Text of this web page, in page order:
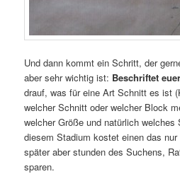
Und dann kommt ein Schritt, der
aber sehr wichtig ist: Beschriftet
drauf, was für eine Art Schnitt es ist
welcher Schnitt oder welcher Block
welcher Größe und natürlich
diesem Stadium kostet einen das
später aber stunden des Suchens,
sparen.